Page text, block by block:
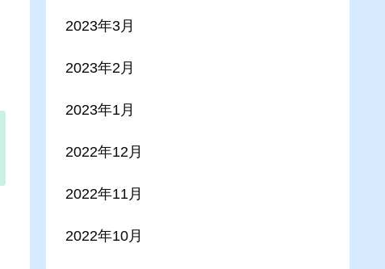
2023年3月
2023年2月
2023年1月
2022年12月
2022年11月
2022年10月